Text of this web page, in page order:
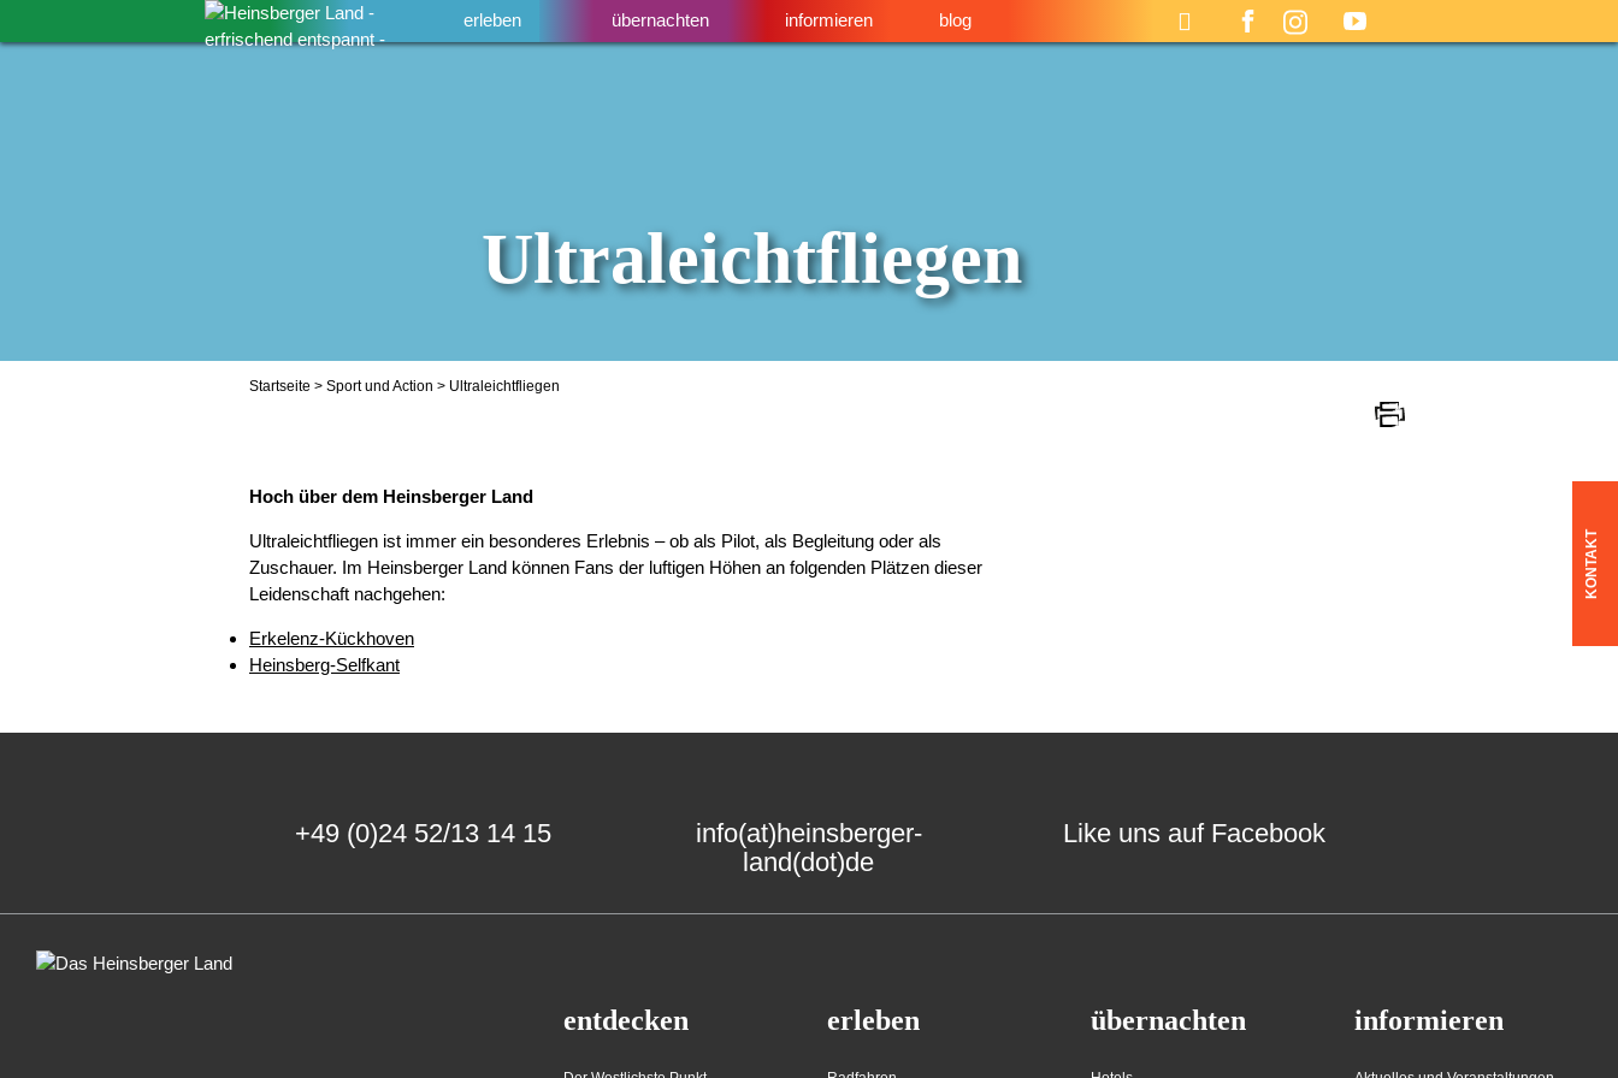
erleben übernachten informieren blog
KONTAKT
Ultraleichtfliegen
Startseite > Sport und Action > Ultraleichtfliegen
Hoch über dem Heinsberger Land
Ultraleichtfliegen ist immer ein besonderes Erlebnis – ob als Pilot, als Begleitung oder als
Zuschauer. Im Heinsberger Land können Fans der luftigen Höhen an folgenden Plätzen dieser
Leidenschaft nachgehen:
Erkelenz-Kückhoven
Heinsberg-Selfkant
+49 (0)24 52/13 14 15
info(at)heinsberger-
land(dot)de
Like uns auf Facebook
entdecken erleben übernachten informieren